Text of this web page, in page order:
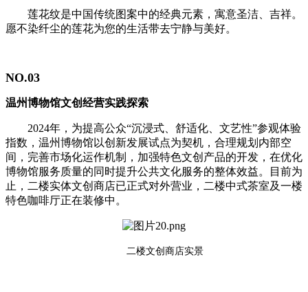
莲花纹是中国传统图案中的经典元素，寓意圣洁、吉祥。
愿不染纤尘的莲花为您的生活带去宁静与美好。
NO.03
温州博物馆文创经营实践探索
2024年，为提高公众“沉浸式、舒适化、文艺性”参观体验
指数，温州博物馆以创新发展试点为契机，合理规划内部空
间，完善市场化运作机制，加强特色文创产品的开发，在优化
博物馆服务质量的同时提升公共文化服务的整体效益。目前为
止，二楼实体文创商店已正式对外营业，二楼中式茶室及一楼
特色咖啡厅正在装修中。
二楼文创商店实景